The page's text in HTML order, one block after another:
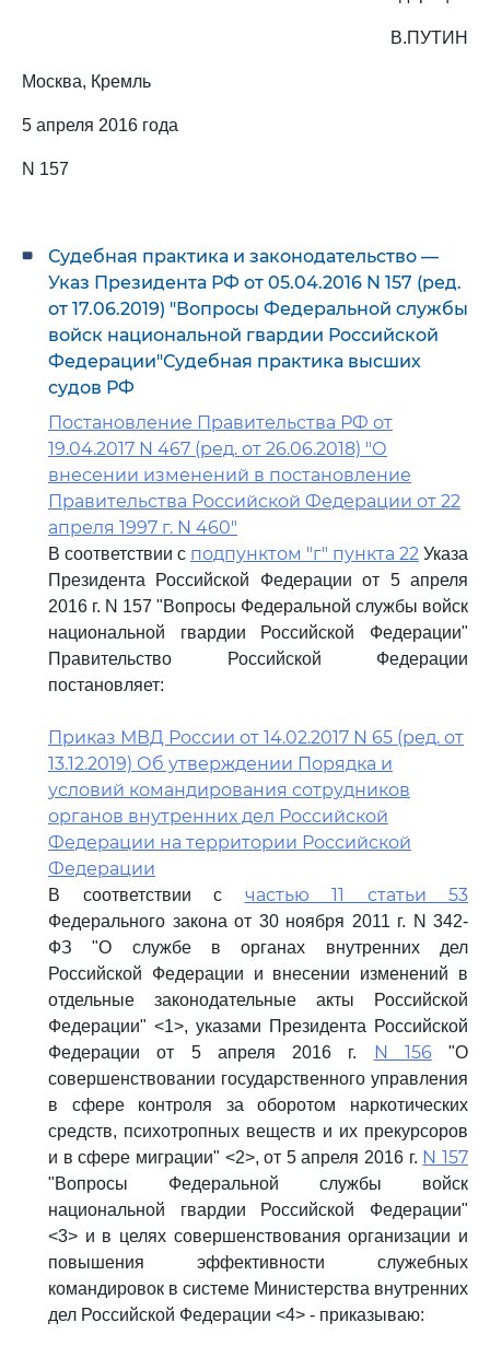
В.ПУТИН
Москва, Кремль
5 апреля 2016 года
N 157
Судебная практика и законодательство —
Указ Президента РФ от 05.04.2016 N 157 (ред.
от 17.06.2019) "Вопросы Федеральной службы
войск национальной гвардии Российской
Федерации"Судебная практика высших
судов РФ
Постановление Правительства РФ от
19.04.2017 N 467 (ред. от 26.06.2018) "О
внесении изменений в постановление
Правительства Российской Федерации от 22
апреля 1997 г. N 460"
В соответствии с подпунктом "г" пункта 22 Указа
Президента Российской Федерации от 5 апреля
2016 г. N 157 "Вопросы Федеральной службы войск
национальной гвардии Российской Федерации"
Правительство Российской Федерации
постановляет:
Приказ МВД России от 14.02.2017 N 65 (ред. от
13.12.2019) Об утверждении Порядка и
условий командирования сотрудников
органов внутренних дел Российской
Федерации на территории Российской
Федерации
В соответствии с частью 11 статьи 53
Федерального закона от 30 ноября 2011 г. N 342-
ФЗ "О службе в органах внутренних дел
Российской Федерации и внесении изменений в
отдельные законодательные акты Российской
Федерации" <1>, указами Президента Российской
Федерации от 5 апреля 2016 г. N 156"О
совершенствовании государственного управления
в сфере контроля за оборотом наркотических
средств, психотропных веществ и их прекурсоров
и в сфере миграции" <2>, от 5 апреля 2016 г. N 157
"Вопросы Федеральной службы войск
национальной гвардии Российской Федерации"
<3> и в целях совершенствования организации и
повышения эффективности служебных
командировок в системе Министерства внутренних
дел Российской Федерации <4> - приказываю: